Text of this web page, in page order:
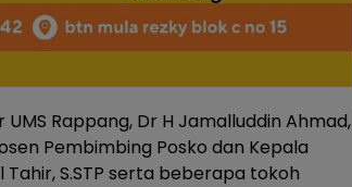
Rappang, Dr H Jamalluddin Ahmad,
Pembimbing Posko dan Kepala
Tahir, S.STP serta beberapa tokoh